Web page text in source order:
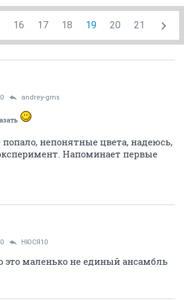
16 17 18 19 20 21
andrey-gms
попало, непонятные цвета, надеюсь,
Напоминает первые
НЮСЯ10
это маленько не единый ансамбль